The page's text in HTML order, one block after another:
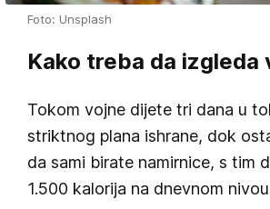
Foto: Unsplash
Kako treba da izgleda
Tokom vojne dijete tri dana u
striktnog plana ishrane, dok
da sami birate namirnice, s tim
1.500 kalorija na dnevnom